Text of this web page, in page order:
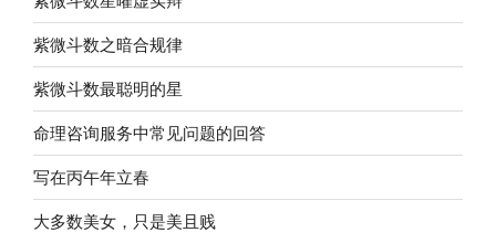
紫微斗数之暗合规律
紫微斗数最聪明的星
命理咨询服务中常见问题的回答
写在丙午年立春
大多数美女，只是美且贱